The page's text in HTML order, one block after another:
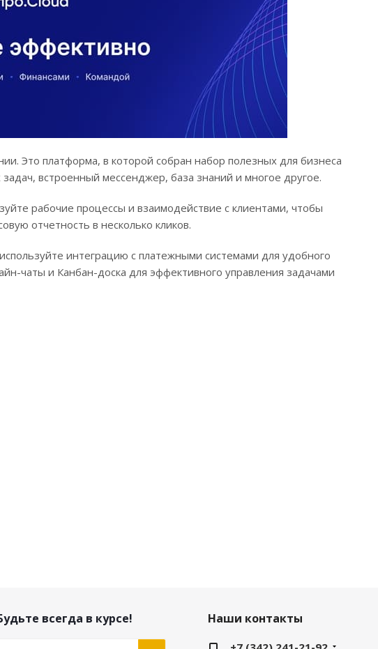
Это платформа, в которой собран набор полезных для бизнеса
встроенный мессенджер, база знаний и многое другое.
рабочие процессы и взаимодействие с клиентами, чтобы
отчетность в несколько кликов.
интеграцию с платежными системами для удобного
чаты и Канбан-доска для эффективного управления задачами
всегда в курсе! Наши контакты